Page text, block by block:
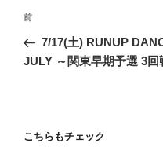
投
ナ
シ
前
の
投
前
7/17(土) RUNUP
JULY ～関東早期予選 3回
こちらもチェック